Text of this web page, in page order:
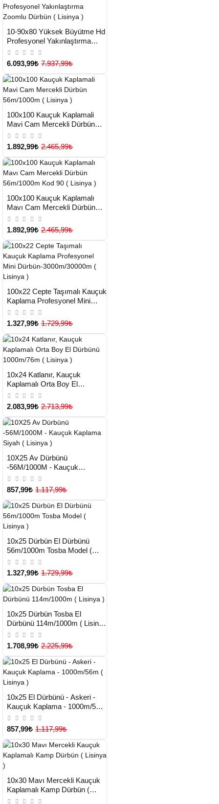
TESLİMAT
Çok Satılan Ürün
Yeni Ürün
10-90x80 Yüksek Büyütme Hd
Profesyonel Yakınlaştırma
Zoomlu Dürbün ( Lisinya )
6.093,99₺ 7.937,99₺
TESLİMAT
Yeni Ürün
100x100 Kauçuk Kaplamali
Mavi Cam Mercekli Dürbün
56m/1000m ( Lisinya )
1.892,99₺ 2.465,99₺
TESLİMAT
Yeni Ürün
100x100 Kauçuk Kaplamalı
Mavı Cam Mercekli Dürbün
56m/1000m Kod 90 ( Lisinya )
1.892,99₺ 2.465,99₺
TESLİMAT
Yeni Ürün
100x22 Cepte Taşımalı Kauçuk
Kaplama Profesyonel Mini
Dürbün-3000m/30000m (
Lisinya )
1.327,99₺ 1.729,99₺
TESLİMAT
10x24 Katlanır, Kauçuk
Kaplamalı Orta Boy El
Dürbünü 1000m/76m ( Lisinya
)
2.083,99₺ 2.713,99₺
TESLİMAT
10X25 Av Dürbünü
-56M/1000M - Kauçuk
Kaplama Siyah ( Lisinya )
857,99₺ 1.117,99₺
TESLİMAT
Yeni Ürün
10x25 Dürbün El Dürbünü
56m/1000m Tosba Model (
Lisinya )
1.327,99₺ 1.729,99₺
TESLİMAT
Yeni Ürün
10x25 Dürbün Tosba El
Dürbünü 114m/1000m ( Lisinya
)
1.708,99₺ 2.225,99₺
TESLİMAT
Yeni Ürün
10x25 El Dürbünü - Askeri -
Kauçuk Kaplama - 1000m/56m
( Lisinya )
857,99₺ 1.117,99₺
TESLİMAT
Yeni Ürün
10x30 Mavı Mercekli Kauçuk
Kaplamalı Kamp Dürbün (
Lisinya )